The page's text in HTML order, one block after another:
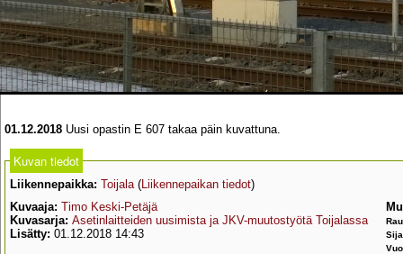
01.12.2018 Uusi opastin E 607 takaa päin kuvattuna.
Kuvan tiedot
Liikennepaikka: Toijala (Liikennepaikan tiedot)
Kuvaaja: Timo Keski-Petäjä
Kuvasarja: Asetinlaitteiden uusimista ja JKV-muutostyötä Toijalassa
Lisätty: 01.12.2018 14:43